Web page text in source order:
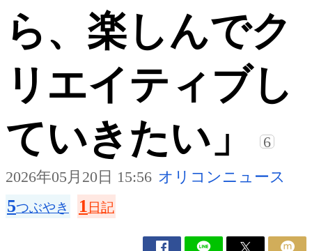
ら、楽しんでク
リエイティブし
ていきたい」
6
2026年05月20日 15:56 オリコンニュース
5つぶやき 1 日記